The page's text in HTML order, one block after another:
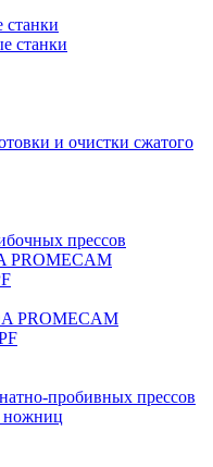
станки
и очистки сжатого
прессов
PROMECAM
PROMECAM
пробивных прессов
ножниц